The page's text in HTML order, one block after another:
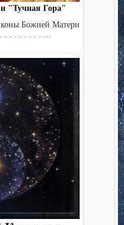
"Тучная Гора"
Божией Матери
. . . . . . . . ...